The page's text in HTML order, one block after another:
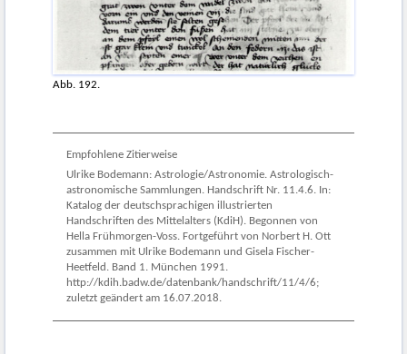
Abb. 192.
Empfohlene Zitierweise
Ulrike Bodemann: Astrologie/Astronomie. Astrologisch-
astronomische Sammlungen. Handschrift Nr. 11.4.6. In:
Katalog der deutschsprachigen illustrierten
Handschriften des Mittelalters (KdiH). Begonnen von
Hella Frühmorgen-Voss. Fortgeführt von Norbert H. Ott
zusammen mit Ulrike Bodemann und Gisela Fischer-
Heetfeld. Band 1. München 1991.
http://kdih.badw.de/datenbank/handschrift/11/4/6;
zuletzt geändert am 16.07.2018.